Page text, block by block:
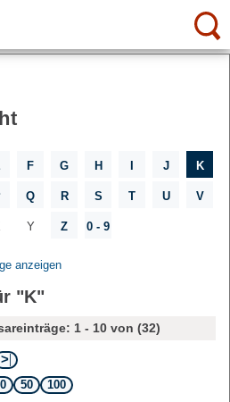
F G H J K
Q R S T U V
Y Z 0 - 9
anzeigen
"K"
1 - 10 von (32)
50 100